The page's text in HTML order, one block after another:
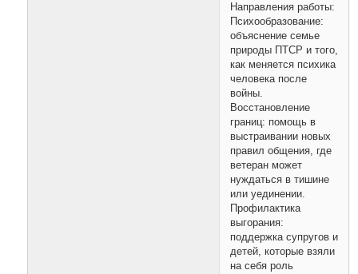
Направления работы:
Психообразование:
объяснение семье
природы ПТСР и того,
как меняется психика
человека после
войны.
Восстановление
границ: помощь в
выстраивании новых
правил общения, где
ветеран может
нуждаться в тишине
или уединении.
Профилактика
выгорания:
поддержка супругов и
детей, которые взяли
на себя роль